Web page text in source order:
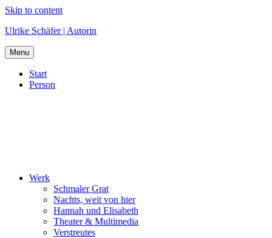
Skip to content
Ulrike Schäfer | Autorin
Menu
Start
Person
Werk
Schmaler Grat
Nachts, weit von hier
Hannah und Elisabeth
Theater & Multimedia
Verstreutes